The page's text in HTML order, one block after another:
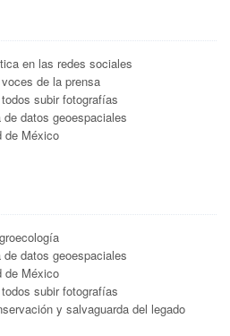
en las redes sociales
de la prensa
subir fotografías
datos geoespaciales
de México
datos geoespaciales
de México
subir fotografías
y salvaguarda del legado